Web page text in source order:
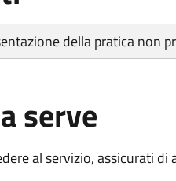
della pratica non
serve
al servizio, assicurati di